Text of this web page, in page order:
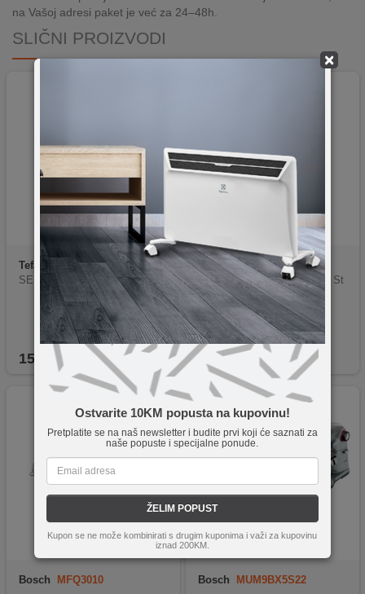
×
Ostvarite 10KM popusta na kupovinu!
Pretplatite se na naš newsletter i budite prvi koji će saznati za
naše popuste i specijalne ponude.
ŽELIM POPUST
Kupon se ne može kombinirati s drugim kuponima i važi za kupovinu
iznad 200KM.
na Vašoj adresi paket je već za 24–48h.
SLIČNI PROIZVODI
Tefal
BL435831
SEB Tefal blender BL435831
159,90KM
Philips N00027248
PHILIPS mikser HR2534\00 St
apni
88,69KM
Bosch MFQ3010 Bosch MUM9BX5S22